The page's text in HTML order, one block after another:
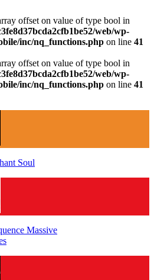
offset on value of type bool in
web/wp-
inc/nq_functions.php on line 41
offset on value of type bool in
web/wp-
inc/nq_functions.php on line 41
Soul
Massive